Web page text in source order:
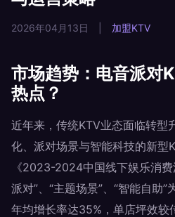
2026年04月13日 加盟KTV
市场趋势：电音派对
热点？
近年来，传统KTV业态面临转型
化、派对场景与智能科技的新型
《2023-2024中国线下娱乐消
派对”、“主题场景”、“智能自助
年均增长率达35%，单店坪效较